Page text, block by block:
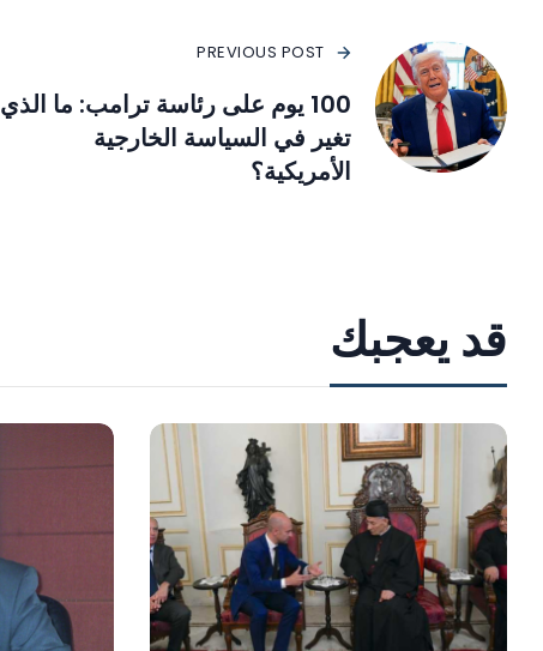
PREVIOUS POST
100 يوم على رئاسة ترامب: ما الذي
تغير في السياسة الخارجية
الأمريكية؟
قد يعجبك